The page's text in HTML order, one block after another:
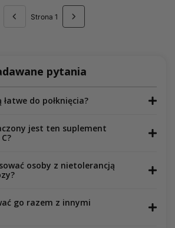
Strona 1
pytania
do połknięcia?
jest ten suplement
osoby z nietolerancją
go razem z innymi